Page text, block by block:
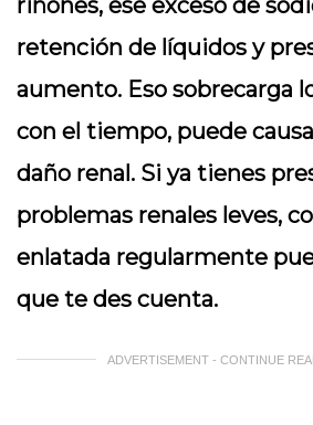
riñones, ese exceso de
retención de líquidos y
aumento. Eso sobrecarga
con el tiempo, puede
daño renal. Si ya tienes
problemas renales leves,
enlatada regularmente
que te des cuenta.
ADVERTISEMENT - CONTINUE